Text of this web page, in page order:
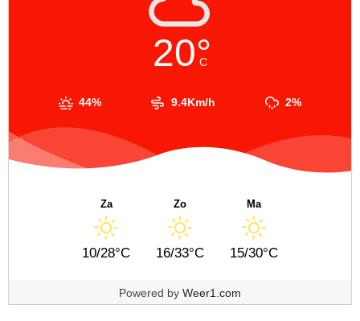
20°
C
44% 9.4Km/h 2%
Za
10/28°C
Zo
16/33°C
Ma
15/30°C
Powered by Weer1.com